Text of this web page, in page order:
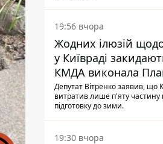
19:56 вчора
Жодних ілюзій
у Київраді
КМДА виконала
стійкості на 20%
Депутат Вітренко заявив, що
витратив лише п'яту частину
підготовку до зими.
19:30 вчора